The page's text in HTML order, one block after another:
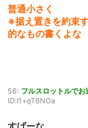
普通小さく
※据え置きを約束
的なもの書くよな
56: フルスロットルでお
ID:l1+qT6NOa